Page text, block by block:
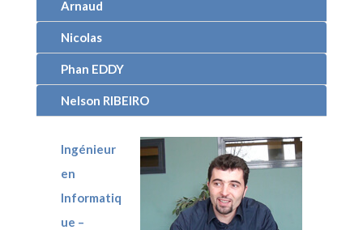
Arnaud
Nicolas
Phan EDDY
Nelson RIBEIRO
Ingénieur
en
Informatiq
ue –